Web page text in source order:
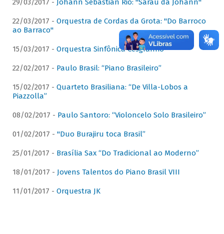
29/03/2017 - Johann Sebastian Rio: "Sarau da Johann"
22/03/2017 - Orquestra de Cordas da Grota: "Do Barroco
ao Barraco"
15/03/2017 - Orquestra Sinfônica Cesgranrio
22/02/2017 - Paulo Brasil: “Piano Brasileiro”
15/02/2017 - Quarteto Brasiliana: “De Villa-Lobos a
Piazzolla”
08/02/2017 - Paulo Santoro: “Violoncelo Solo Brasileiro”
01/02/2017 - "Duo Burajiru toca Brasil”
25/01/2017 - Brasília Sax “Do Tradicional ao Moderno”
18/01/2017 - Jovens Talentos do Piano Brasil VIII
11/01/2017 - Orquestra JK